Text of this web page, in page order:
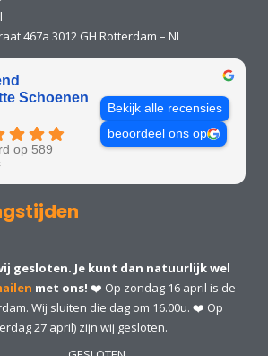
467a 3012 GH Rotterdam – NL
Schoenen
op 589
Bekijk alle recensies
beoordeel ons op
gesloten. Je kunt dan natuurlijk wel
met ons! ❤️ Op zondag 16 april is de
Wij sluiten die dag om 16.00u. ❤️ Op
27 april) zijn wij gesloten.